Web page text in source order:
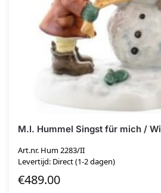
M.I. Hummel Singst für mich /
Art.nr. Hum 2283/II
Levertijd: Direct (1-2 dagen)
€489.00